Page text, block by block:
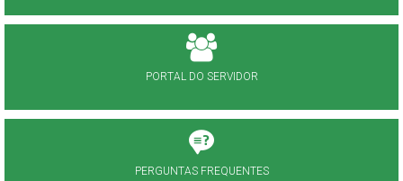
PORTAL DO SERVIDOR
PERGUNTAS FREQUENTES